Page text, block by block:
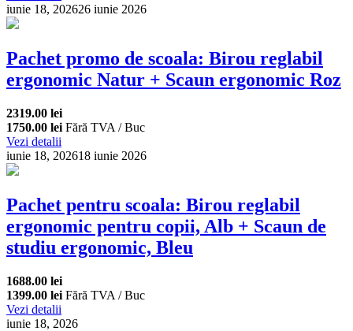
iunie 18, 202626 iunie 2026
Pachet promo de scoala: Birou reglabil
ergonomic Natur + Scaun ergonomic Roz
2319.00 lei
1750.00 lei Fără TVA / Buc
Vezi detalii
iunie 18, 202618 iunie 2026
Pachet pentru scoala: Birou reglabil
ergonomic pentru copii, Alb + Scaun de
studiu ergonomic, Bleu
1688.00 lei
1399.00 lei Fără TVA / Buc
Vezi detalii
iunie 18, 2026